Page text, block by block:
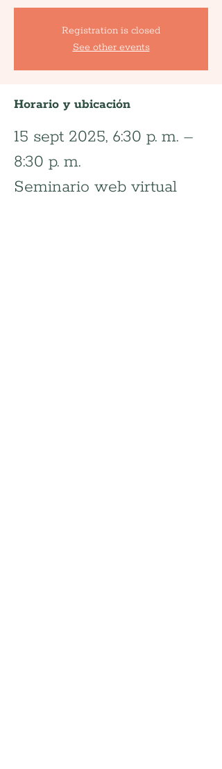
Registration is closed
See other events
Horario y ubicación
15 sept 2025, 6:30 p. m. –
8:30 p. m.
Seminario web virtual